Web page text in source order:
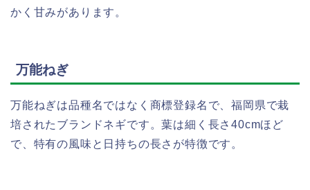
かく甘みがあります。
万能ねぎ
万能ねぎは品種名ではなく商標登録名で、福岡県で栽
培されたブランドネギです。葉は細く長さ40cmほど
で、特有の風味と日持ちの長さが特徴です。